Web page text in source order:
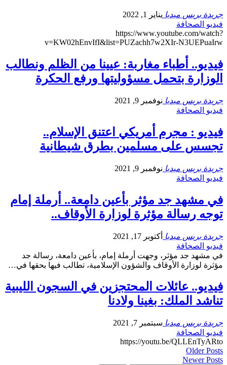
جريدة بريس ميديا يناير 1, 2022
فيديو الصحافة
https://www.youtube.com/watch?
v=KW02hEnvIfI&list=PUZachh7w2XIr-N3UEPuaIrw
فيديو.. أطباء مغاربة: عيينا من الظلم ونطالب
الوزارة بتحمل مسؤوليتها ورفع الحكرة
جريدة بريس ميديا نوفمبر 9, 2021
فيديو الصحافة
فيديو : مجرم أمريكي اعتنق الإسلام..
تجسس على مسلمين بطرق شيطانية
جريدة بريس ميديا نوفمبر 9, 2021
فيديو الصحافة
في مشهد جد مؤثر بأعين دامعة.. أرملة إمام
توجه رسالة مؤثرة لوزارة الأوقاف..
جريدة بريس ميديا أكتوبر 17, 2021
فيديو الصحافة
في مشهد جد مؤثر، وجهت أرملة إمام، بأعين دامعة، رسالة جد
مؤثرة لوزارة الأوقاف والشؤون الإسلامية، تطالب فيها بحقها في…
فيديو.. عائلات المحتجزين في السجون الليبية
تناشد الملك: بغينا ولادنا
جريدة بريس ميديا سبتمبر 7, 2021
فيديو الصحافة
https://youtu.be/QLLEnTyARto
Older Posts
Newer Posts